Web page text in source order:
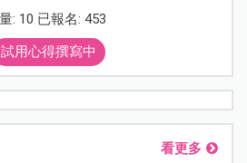
: 10 已報名: 453
試用心得撰寫中
看更多